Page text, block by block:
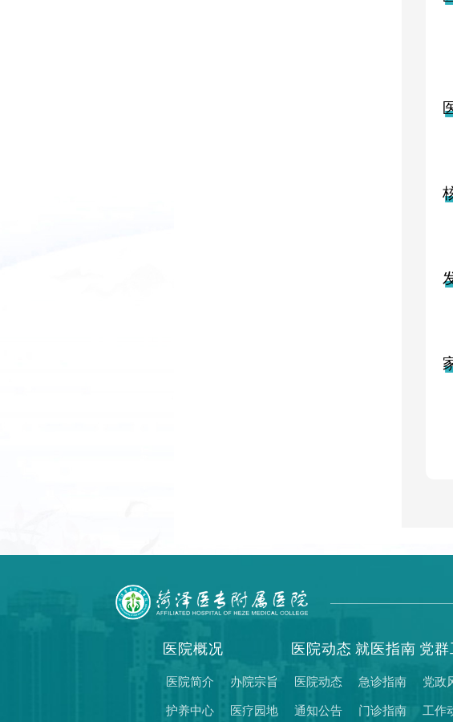
医院概况
医院简介 办院宗旨
护养中心 医疗园地
医院动态
医院动态
通知公告
就医指南
急诊指南
门诊指南
党群
党政
工作